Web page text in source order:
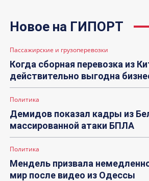
Новое на ГИПОРТ
Пассажирские и грузоперевозки
Когда сборная перевозка из
действительно выгодна
Политика
Демидов показал кадры из
массированной атаки БПЛА
Политика
Мендель призвала
мир после видео из Одессы